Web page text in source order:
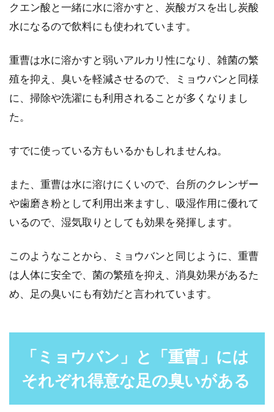
は？化粧下地が一発で解決！
おしゃれ男子が急増する今、そんなニーズに応
オイリー肌の男性におすすめ！テカ
リ防止下地ランキング
男性の中でも、オイリー肌で悩まれている方は
るのに、午後...
ト！？その理由とは
暑い夏の時期になると、汗がだらだらと流れて
しまうことありますよね。汗は放っておくとニ
クエン酸と一緒に水に溶かすと、炭酸ガスを出し炭酸
水になるので飲料にも使われています。
重曹は水に溶かすと弱いアルカリ性になり、雑菌の繁
殖を抑え、臭いを軽減させるので、ミョウバンと同様
に、掃除や洗濯にも利用されることが多くなりまし
た。
すでに使っている方もいるかもしれませんね。
また、重曹は水に溶けにくいので、台所のクレンザー
や歯磨き粉として利用出来ますし、吸湿作用に優れて
いるので、湿気取りとしても効果を発揮します。
このようなことから、ミョウバンと同じように、重曹
は人体に安全で、菌の繁殖を抑え、消臭効果があるた
め、足の臭いにも有効だと言われています。
「ミョウバン」と「重曹」には
それぞれ得意な足の臭いがある